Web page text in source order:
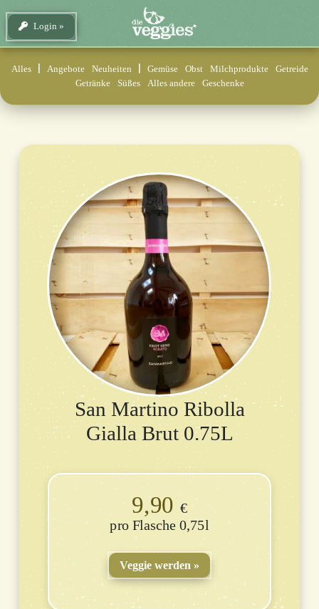
Login
Alles Angebote Neuheiten Gemüse Obst Milchprodukte
Getreide
Getränke
Süßes Alles andere Geschenke
San Martino Ribolla
Gialla Brut 0.75L
9,90 €
Flasche 0,75l
Veggie werden